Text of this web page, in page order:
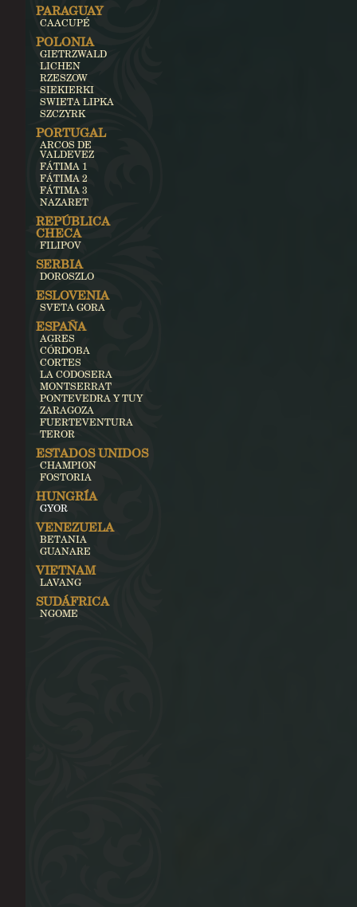
PARAGUAY
CAACUPÉ
POLONIA
GIETRZWALD
LICHEN
RZESZOW
SIEKIERKI
SWIETA LIPKA
SZCZYRK
PORTUGAL
ARCOS DE
VALDEVEZ
FÁTIMA 1
FÁTIMA 2
FÁTIMA 3
NAZARET
REPÚBLICA
CHECA
FILIPOV
SERBIA
DOROSZLO
ESLOVENIA
SVETA GORA
ESPAÑA
AGRES
CÓRDOBA
CORTES
LA CODOSERA
MONTSERRAT
PONTEVEDRA Y TUY
ZARAGOZA
FUERTEVENTURA
TEROR
ESTADOS UNIDOS
CHAMPION
FOSTORIA
HUNGRÍA
GYOR
VENEZUELA
BETANIA
GUANARE
VIETNAM
LAVANG
SUDÁFRICA
NGOME